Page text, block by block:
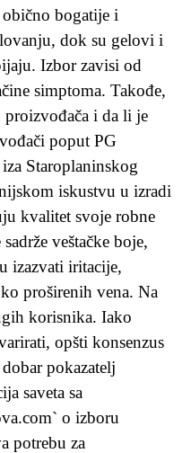
bogatije i
dok su gelovi i
Izbor zavisi od
simptoma. Takođe,
proizvođača i da li je
poput PG
Staroplaninskog
iskustvu u izradi
kvalitet svoje robne
veštačke boje,
izazvati iritacije,
proširenih vena. Na
korisnika. Iako
opšti konsenzus
pokazatelj
saveta sa
o izboru
potrebu za